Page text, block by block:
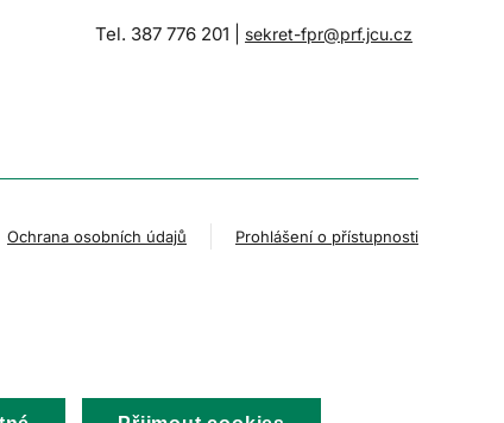
Tel. 387 776 201 | sekret-fpr@prf.jcu.cz
Ochrana osobních údajů Prohlášení o přístupnosti